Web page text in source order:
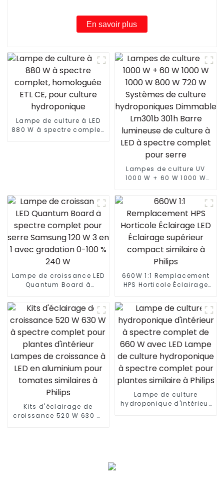
des IR
En savoir plus
Lampe de culture à LED
880 W à spectre complet,
Lampes de culture UV
1000 W + 60 W 1000 W
hydroponiques
Dimmable Lm301b 301h
Barre lumineuse de
culture à LED à spectre
complet pour serre
Lampe de croissance LED
Quantum Board à
serre Samsung 120 W 3
en 1 avec gradation 0-
100 % 240 W
660W 1:1 Remplacement
HPS Horticole Éclairage
Philips
Kits d'éclairage de
croissance 520 W 630 W
Lampe de culture
hydroponique d'intérieur